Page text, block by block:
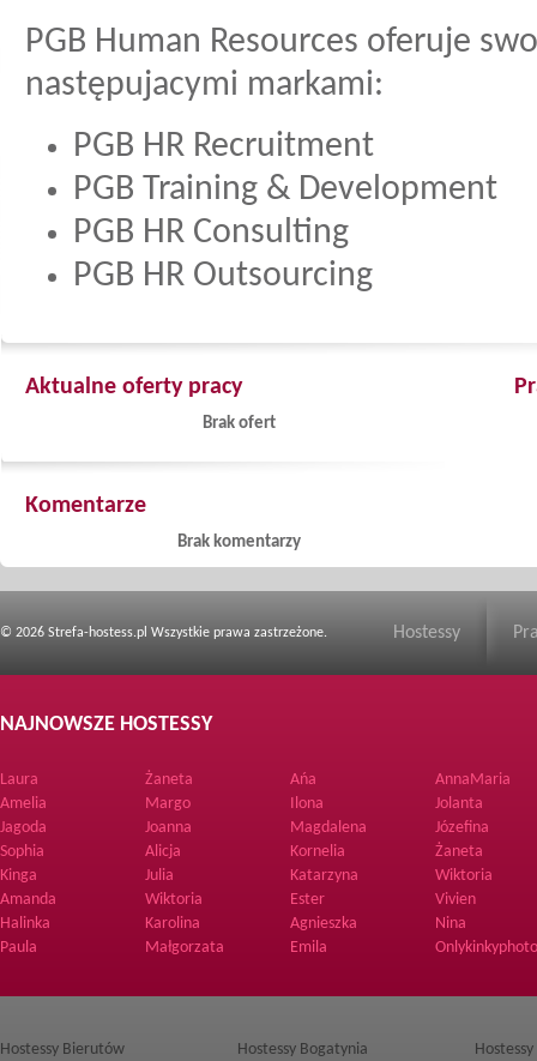
PGB Human Resources oferuje
następujacymi markami:
PGB HR Recruitment
PGB Training & Development
PGB HR Consulting
PGB HR Outsourcing
Aktualne oferty pracy
Brak ofert
Komentarze
Brak komentarzy
© 2026 Strefa-hostess.pl Wszystkie prawa zastrzeżone. Hostessy
NAJNOWSZE HOSTESSY
Laura Żaneta Ańa
AnnaMaria
Amelia
Margo Ilona
Jolanta
Jagoda
Joanna Magdalena
Józefina
Sophia
Alicja Kornelia
Żaneta
Kinga
Julia Katarzyna
Wiktoria
Amanda
Wiktoria Ester
Vivien
Halinka
Karolina Agnieszka
Nina
Paula
Małgorzata Emila
Hostessy Bierutów Hostessy Bogatynia